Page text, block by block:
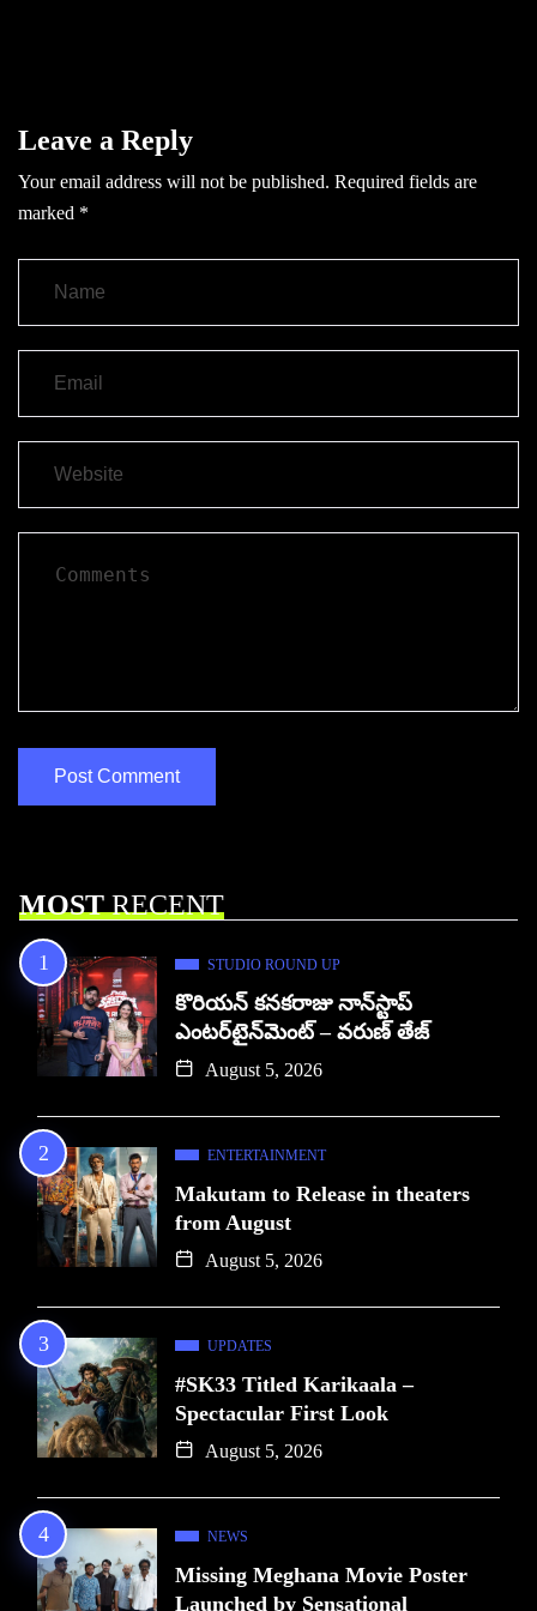
Leave a Reply
Your email address will not be published. Required fields are
marked *
MOSTRECENT
STUDIO ROUND UP
కొరియన్ కనకరాజు నాన్‌స్టాప్
ఎంటర్‌టైన్‌మెంట్ – వరుణ్ తేజ్
August 5, 2026
ENTERTAINMENT
Makutam to Release in theaters
from August
August 5, 2026
UPDATES
#SK33 Titled Karikaala –
Spectacular First Look
August 5, 2026
NEWS
Missing Meghana Movie Poster
Launched by Sensational